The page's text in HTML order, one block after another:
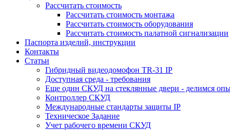
Рассчитать стоимость
Рассчитать стоимость монтажа
Рассчитать стоимость оборудования
Рассчитать стоимость палатной сигнализации
Паспорта изделий, инструкции
Контакты
Статьи
Гибридный видеодомофон TR-31 IP
Доступная среда - требования
Еще один СКУД на стеклянные двери - делимся
Контроллер СКУД
Международные стандарты защиты IP
Техническое Задание
Учет рабочего времени СКУД